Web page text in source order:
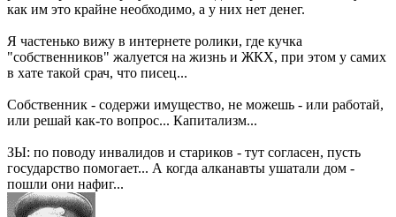
как им это крайне необходимо, а у них нет денег.
Я частенько вижу в интернете ролики, где кучка
"собственников" жалуется на жизнь и ЖКХ, при этом у самих
в хате такой срач, что писец...
Собственник - содержи имущество, не можешь - или работай,
или решай как-то вопрос... Капитализм...
ЗЫ: по поводу инвалидов и стариков - тут согласен, пусть
государство помогает... А когда алканавты ушатали дом -
пошли они нафиг...